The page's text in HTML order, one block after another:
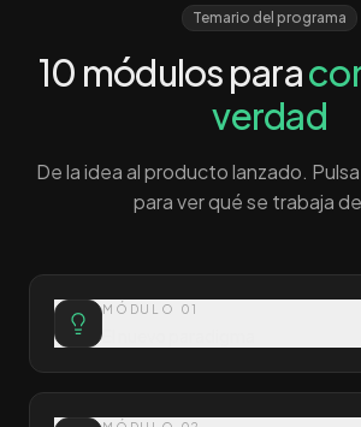
Temario del programa
10 módulos para
verdad
De la idea al producto lanzado.
para ver qué se trabaja
MÓDULO 01